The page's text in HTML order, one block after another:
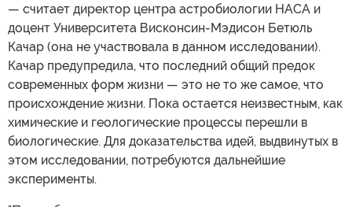
— считает директор центра астробиологии НАСА и
доцент Университета Висконсин-Мэдисон Бетюль
Качар (она не участвовала в данном исследовании).
Качар предупредила, что последний общий предок
современных форм жизни — это не то же самое, что
происхождение жизни. Пока остается неизвестным, как
химические и геологические процессы перешли в
биологические. Для доказательства идей, выдвинутых в
этом исследовании, потребуются дальнейшие
эксперименты.